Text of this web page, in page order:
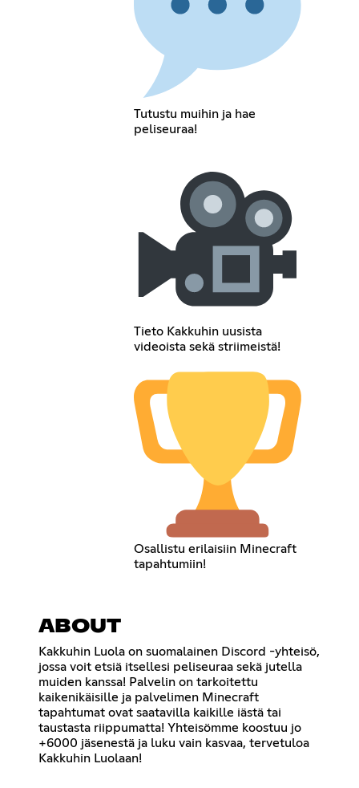
Tutustu muihin ja hae
peliseuraa!
Tieto Kakkuhin uusista
videoista sekä striimeistä!
Osallistu erilaisiin Minecraft
tapahtumiin!
ABOUT
Kakkuhin Luola on suomalainen Discord -yhteisö,
jossa voit etsiä itsellesi peliseuraa sekä jutella
muiden kanssa! Palvelin on tarkoitettu
kaikenikäisille ja palvelimen Minecraft
tapahtumat ovat saatavilla kaikille iästä tai
taustasta riippumatta! Yhteisömme koostuu jo
+6000 jäsenestä ja luku vain kasvaa, tervetuloa
Kakkuhin Luolaan!